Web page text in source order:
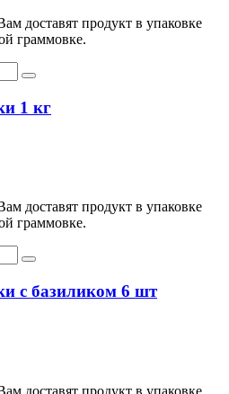
доставят продукт в упаковке
граммовке.
1 кг
доставят продукт в упаковке
граммовке.
с базиликом 6 шт
доставят продукт в упаковке